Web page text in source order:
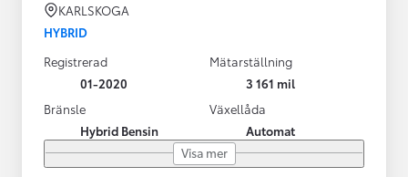
KARLSKOGA
HYBRID
Registrerad
01-2020
Mätarställning
3 161 mil
Bränsle
Hybrid Bensin
Växellåda
Automat
Visa mer